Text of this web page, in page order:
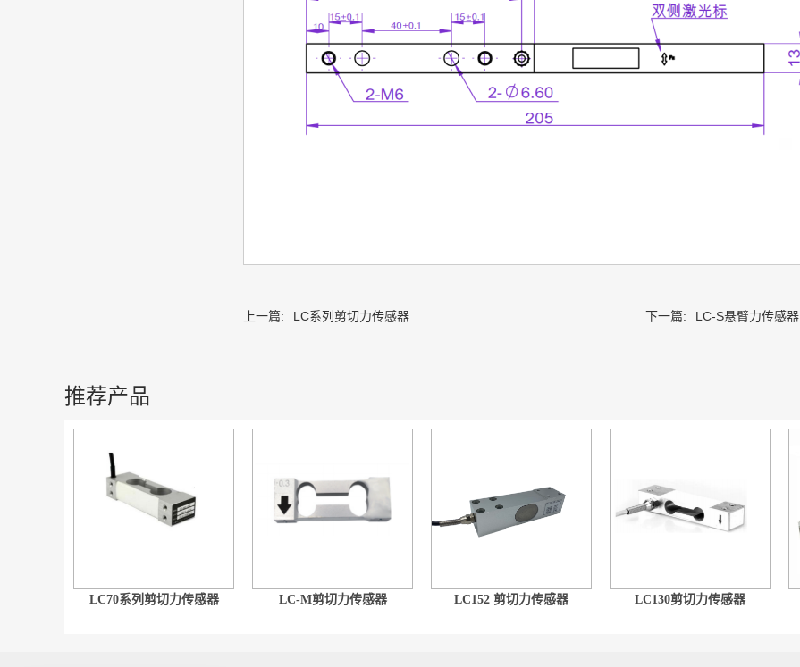
上一篇: LC系列剪切力传感器 下一篇: LC-S悬臂力传感器
推荐产品
LC70系列剪切力传感器 LC-M剪切力传感器 LC152 剪切力传感器 LC130剪切力传感器